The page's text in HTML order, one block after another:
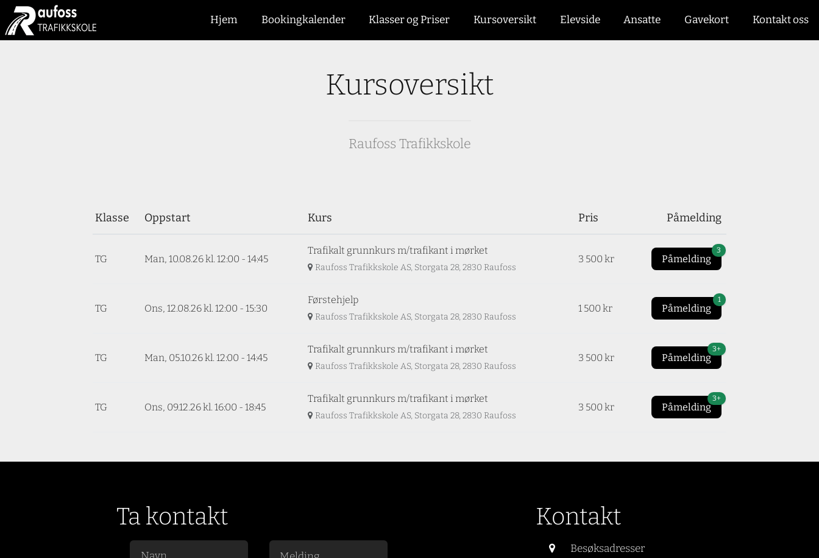
Hjem Bookingkalender Klasser og Priser Kursoversikt Elevside Ansatte Gavekort Kontakt oss
Kursoversikt
Raufoss Trafikkskole
Klasse Oppstart Kurs Pris Påmelding
TG Man, 10.08.26kl. 12:00 - 14:45
Trafikalt grunnkurs m/trafikant i mørket
Raufoss Trafikkskole AS, Storgata 28, 2830 Raufoss
3 500 kr Påmelding
3
TG Ons, 12.08.26kl. 12:00 - 15:30
Førstehjelp
Raufoss Trafikkskole AS, Storgata 28, 2830 Raufoss
1 500 kr Påmelding
1
TG Man, 05.10.26kl. 12:00 - 14:45
Trafikalt grunnkurs m/trafikant i mørket
Raufoss Trafikkskole AS, Storgata 28, 2830 Raufoss
3 500 kr Påmelding
3+
TG Ons, 09.12.26kl. 16:00 - 18:45
Trafikalt grunnkurs m/trafikant i mørket
Raufoss Trafikkskole AS, Storgata 28, 2830 Raufoss
3 500 kr Påmelding
3+
Ta kontakt Kontakt
Besøksadresser